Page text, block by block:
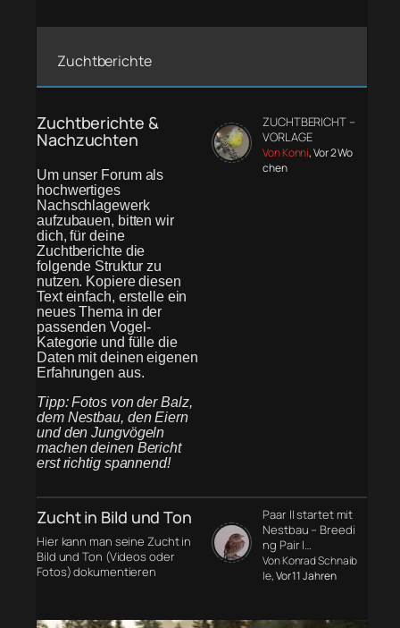
Zuchtberichte
Zuchtberichte &
Nachzuchten
Um unser Forum als
hochwertiges
Nachschlagewerk
aufzubauen, bitten wir
dich, für deine
Zuchtberichte die
folgende Struktur zu
nutzen. Kopiere diesen
Text einfach, erstelle ein
neues Thema in der
passenden Vogel-
Kategorie und fülle die
Daten mit deinen eigenen
Erfahrungen aus.
Tipp: Fotos von der Balz,
dem Nestbau, den Eiern
und den Jungvögeln
machen deinen Bericht
erst richtig spannend!
ZUCHTBERICHT –
VORLAGE
Von Konni, Vor 2 Wo
chen
Zucht in Bild und Ton
Hier kann man seine Zucht in
Bild und Ton (Videos oder
Fotos) dokumentieren
Paar II startet mit
Nestbau – Breedi
ng Pair I…
Von Konrad Schnaib
le, Vor 11 Jahren